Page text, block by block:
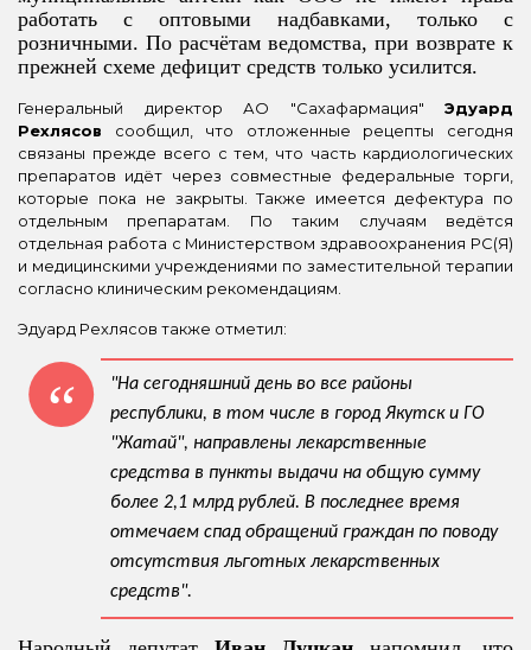
работать с оптовыми надбавками, только с
розничными. По расчётам ведомства, при возврате к
прежней схеме дефицит средств только усилится.
Генеральный директор АО "Сахафармация" Эдуард
Рехлясов сообщил, что отложенные рецепты сегодня
связаны прежде всего с тем, что часть кардиологических
препаратов идёт через совместные федеральные торги,
которые пока не закрыты.Также имеется дефектура по
отдельным препаратам. По таким случаям ведётся
отдельная работа с Министерством здравоохранения РС(Я)
и медицинскими учреждениями по заместительной терапии
согласно клиническим рекомендациям.
Эдуард Рехлясов также отметил:
"На сегодняшний день во все районы
республики, в том числе в город Якутск и ГО
"Жатай", направлены лекарственные
средства в пункты выдачи на общую сумму
более 2,1 млрд рублей. В последнее время
отмечаем спад обращений граждан по поводу
отсутствия льготных лекарственных
средств".